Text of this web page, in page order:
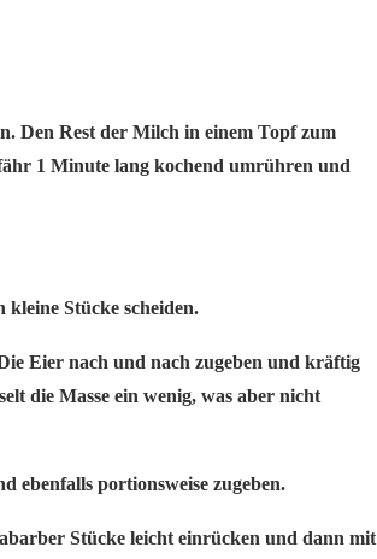
Den Rest der Milch in einem Topf zum
1 Minute lang kochend umrühren und
Stücke scheiden.
Eier nach und nach zugeben und kräftig
die Masse ein wenig, was aber nicht
ebenfalls portionsweise zugeben.
Stücke leicht einrücken und dann mit